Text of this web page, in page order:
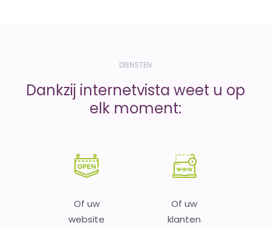
DIENSTEN
Dankzij internetvista weet u op
elk moment:
Of uw
website
Of uw
klanten